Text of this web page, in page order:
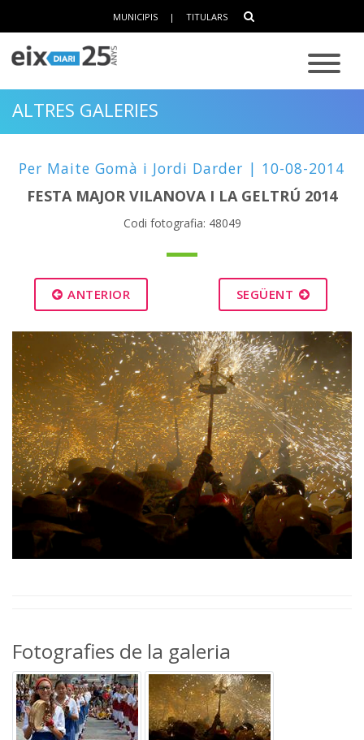
MUNICIPIS | TITULARS
ALTRES GALERIES
Per Maite Gomà i Jordi Darder | 10-08-2014
FESTA MAJOR VILANOVA I LA GELTRÚ 2014
Codi fotografia: 48049
ANTERIOR SEGÜENT
Fotografies de la galeria